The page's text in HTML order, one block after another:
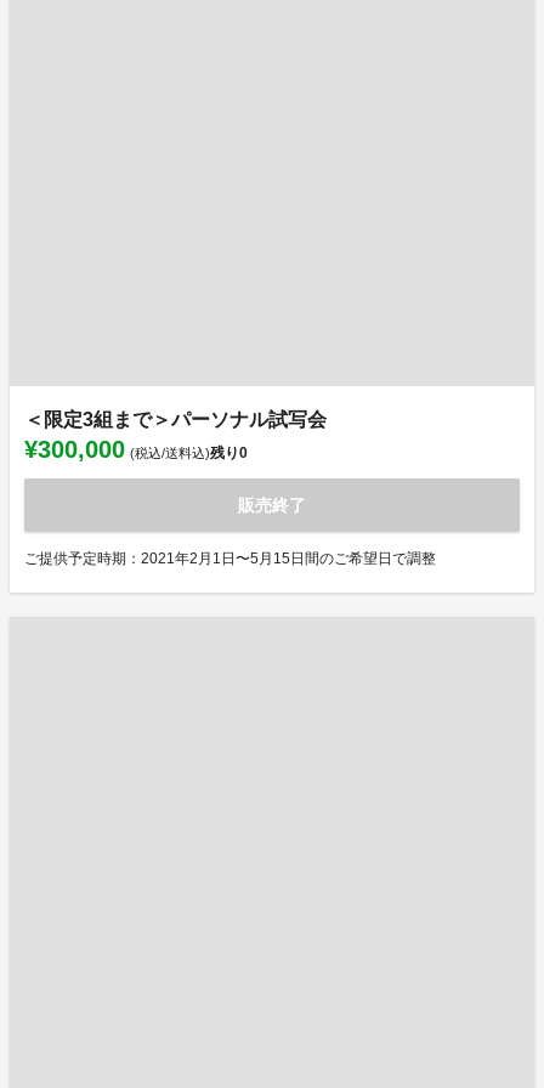
＜限定3組まで＞パーソナル試写会
¥300,000 (税込/送料込)残り0
販売終了
ご提供予定時期：2021年2月1日〜5月15日間のご希望日で調整